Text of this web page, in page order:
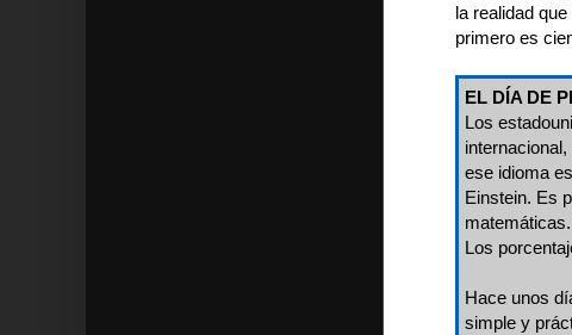
la realidad
primero es
EL DÍA DE
Los
ese idioma
Einstein. Es
Los
Hace unos
simple y